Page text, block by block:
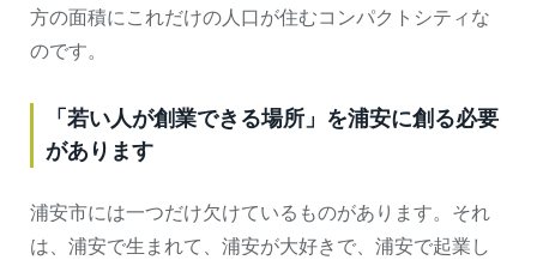
方の面積にこれだけの人口が住むコンパクトシティな
のです。
「若い人が創業できる場所」を浦安に創る必要
があります
浦安市には一つだけ欠けているものがあります。それ
は、浦安で生まれて、浦安が大好きで、浦安で起業し